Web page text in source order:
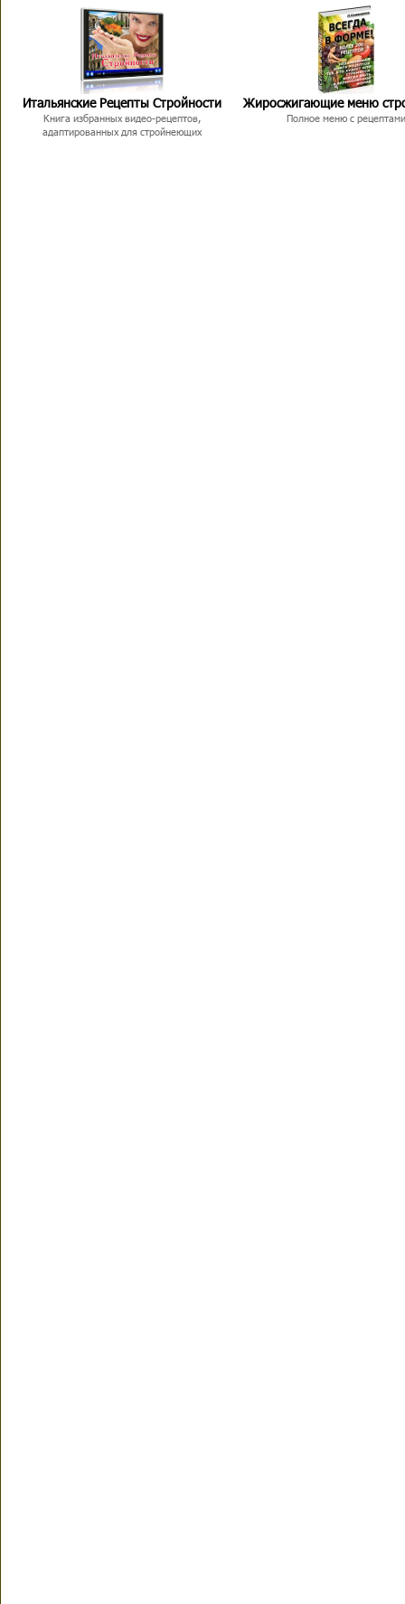
Итальянские Рецепты Стройности
Книга избранных видео-рецептов,
адаптированных для стройнеющих
Жиросжигающие меню
Полное меню с рецептами